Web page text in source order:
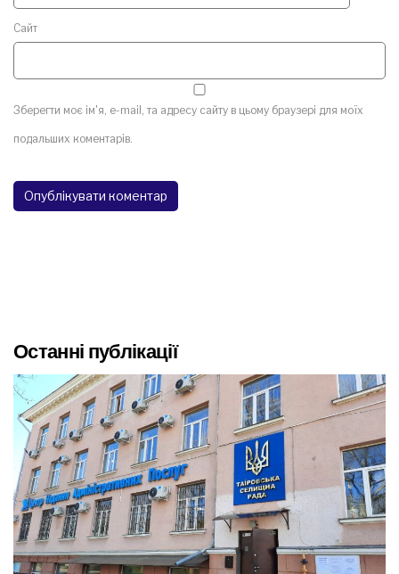
Сайт
Зберегти моє ім'я, e-mail, та адресу сайту в цьому браузері для моїх
подальших коментарів.
Останні публікації